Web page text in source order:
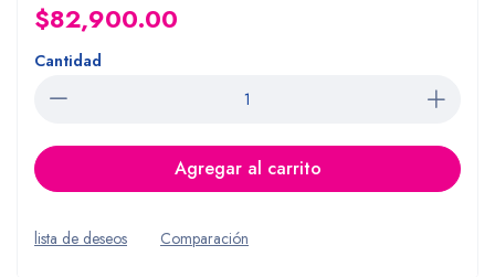
$82,900.00
Cantidad
Agregar al carrito
lista de deseos Comparación